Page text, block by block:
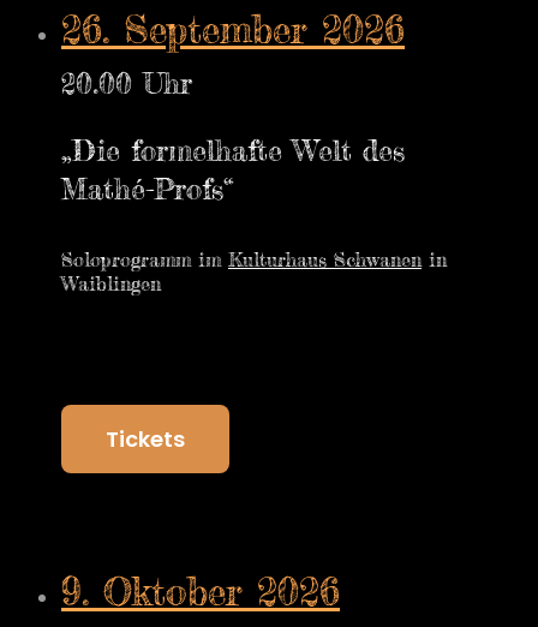
26. September 2026
20.00 Uhr
„Die formelhafte Welt des
Mathé-Profs“
Soloprogramm im Kulturhaus Schwanen in
Waiblingen
Tickets
9. Oktober 2026